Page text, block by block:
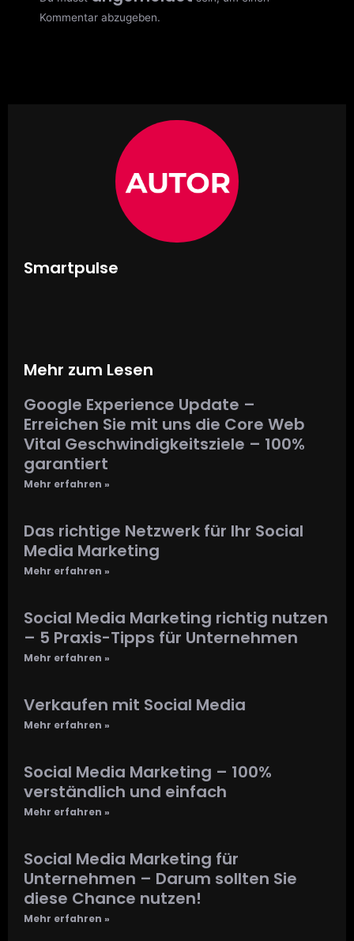
Kommentar abzugeben.
Smartpulse
Mehr zum Lesen
Google Experience Update –
Erreichen Sie mit uns die Core Web
Vital Geschwindigkeitsziele – 100%
garantiert
Mehr erfahren »
Das richtige Netzwerk für Ihr Social
Media Marketing
Mehr erfahren »
Social Media Marketing richtig nutzen
– 5 Praxis-Tipps für Unternehmen
Mehr erfahren »
Verkaufen mit Social Media
Mehr erfahren »
Social Media Marketing – 100%
verständlich und einfach
Mehr erfahren »
Social Media Marketing für
Unternehmen – Darum sollten Sie
diese Chance nutzen!
Mehr erfahren »